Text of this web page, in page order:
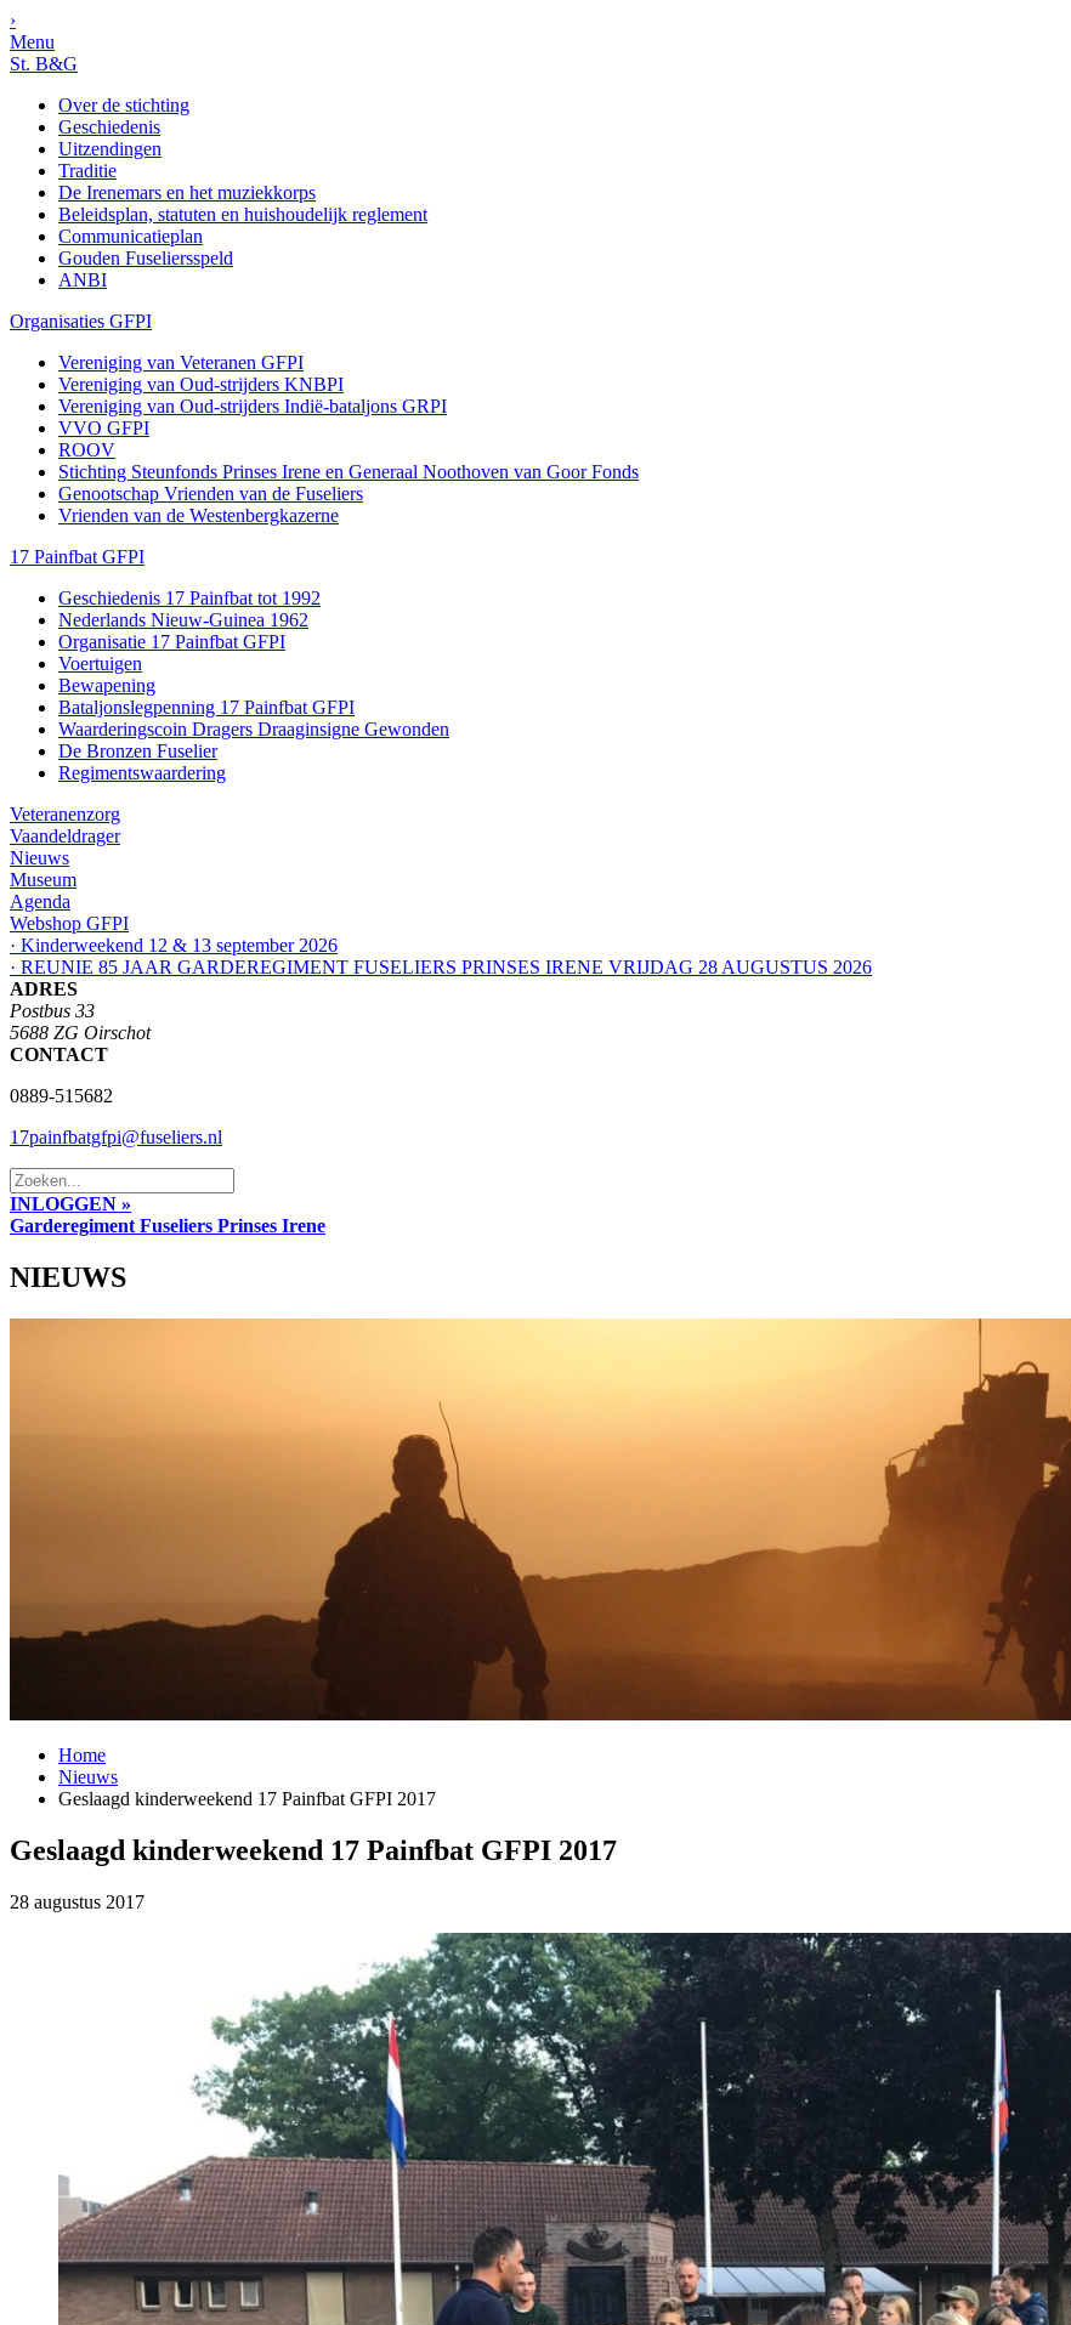
›
Menu
St. B&G
Over de stichting
Geschiedenis
Uitzendingen
Traditie
De Irenemars en het muziekkorps
Beleidsplan, statuten en huishoudelijk reglement
Communicatieplan
Gouden Fuseliersspeld
ANBI
Organisaties GFPI
Vereniging van Veteranen GFPI
Vereniging van Oud-strijders KNBPI
Vereniging van Oud-strijders Indië-bataljons GRPI
VVO GFPI
ROOV
Stichting Steunfonds Prinses Irene en Generaal Noothoven van Goor Fonds
Genootschap Vrienden van de Fuseliers
Vrienden van de Westenbergkazerne
17 Painfbat GFPI
Geschiedenis 17 Painfbat tot 1992
Nederlands Nieuw-Guinea 1962
Organisatie 17 Painfbat GFPI
Voertuigen
Bewapening
Bataljonslegpenning 17 Painfbat GFPI
Waarderingscoin Dragers Draaginsigne Gewonden
De Bronzen Fuselier
Regimentswaardering
Veteranenzorg
Vaandeldrager
Nieuws
Museum
Agenda
Webshop GFPI
· Kinderweekend 12 & 13 september 2026
· REUNIE 85 JAAR GARDEREGIMENT FUSELIERS PRINSES IRENE VRIJDAG 28 AUGUSTUS 2026
ADRES
Postbus 33
5688 ZG Oirschot
CONTACT
0889-515682
17painfbatgfpi@fuseliers.nl
INLOGGEN »
Garderegiment Fuseliers Prinses Irene
NIEUWS
Home
Nieuws
Geslaagd kinderweekend 17 Painfbat GFPI 2017
Geslaagd kinderweekend 17 Painfbat GFPI 2017
28 augustus 2017